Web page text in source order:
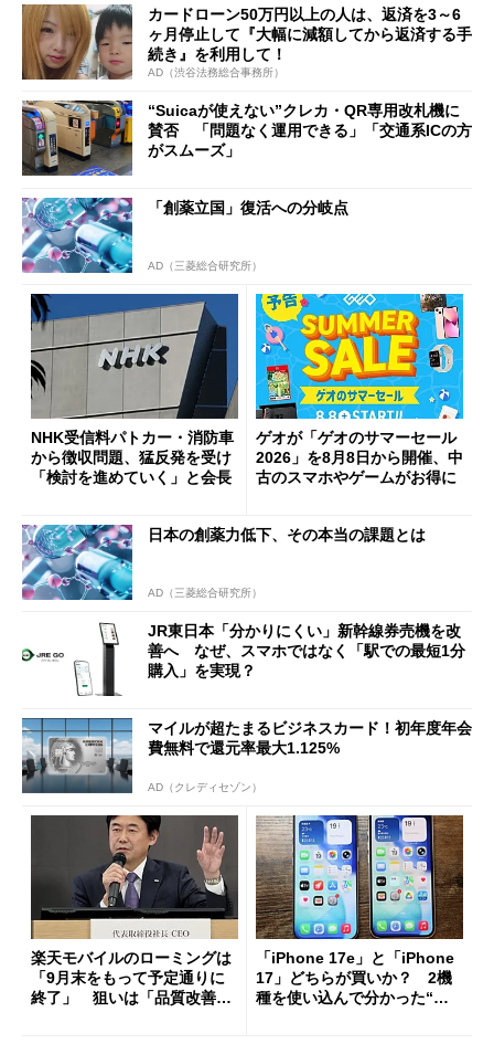
開催
カードローン50万円以上の人は、返済を3～6
ヶ月停止して『大幅に減額してから返済する手
続き』を利用して！
AD（渋谷法務総合事務所）
“Suicaが使えない”クレカ・QR専用改札機に
賛否 「問題なく運用できる」「交通系ICの方
がスムーズ」
「創薬立国」復活への分岐点
AD（三菱総合研究所）
NHK受信料パトカー・消防車
から徴収問題、猛反発を受け
「検討を進めていく」と会長
ゲオが「ゲオのサマーセール
2026」を8月8日から開催、中
古のスマホやゲームがお得に
日本の創薬力低下、その本当の課題とは
AD（三菱総合研究所）
JR東日本「分かりにくい」新幹線券売機を改
善へ なぜ、スマホではなく「駅での最短1分
購入」を実現？
マイルが超たまるビジネスカード！初年度年会
費無料で還元率最大1.125%
AD（クレディセゾン）
楽天モバイルのローミングは
「9月末をもって予定通りに
終了」 狙いは「品質改善」
「iPhone 17e」と「iPhone
17」どちらが買いか？ 2機
種を使い込んで分かった“ス